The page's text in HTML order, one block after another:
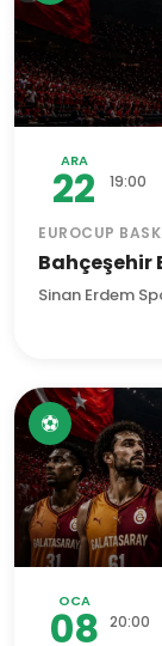
ARA
22 19:00
EUROCUP
Bahçeşehir
Sinan Erdem
⚽
OCA
08 20:00